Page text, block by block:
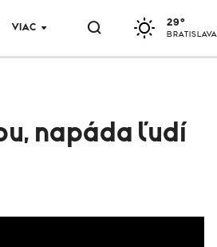
VIAC 29°
BRATISLAVA
napáda ľudí